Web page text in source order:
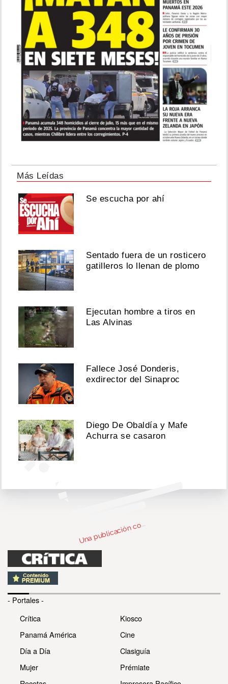
Karol
Wilson
se
convierte
en
la
primera
finalista
de
Operación
Triunfo
USA
07,
2026
Diego
De
y
Mafe
Achurra
se
casaron
07,
2026
Ver
esta
en
Instagram
U
om
ca)
Más Leídas
Se escucha por ahí
Sentado fuera de un rosticero
gatilleros lo llenan de plomo
Ejecutan hombre a tiros en
Las Alvinas
Fallece José Donderis,
exdirector del Sinaproc
Diego De Obaldía y Mafe
Achurra se casaron
- Portales -
Crítica
Panamá América
Día a Día
Mujer
Kiosco
Cine
Clasiguía
Prémiate